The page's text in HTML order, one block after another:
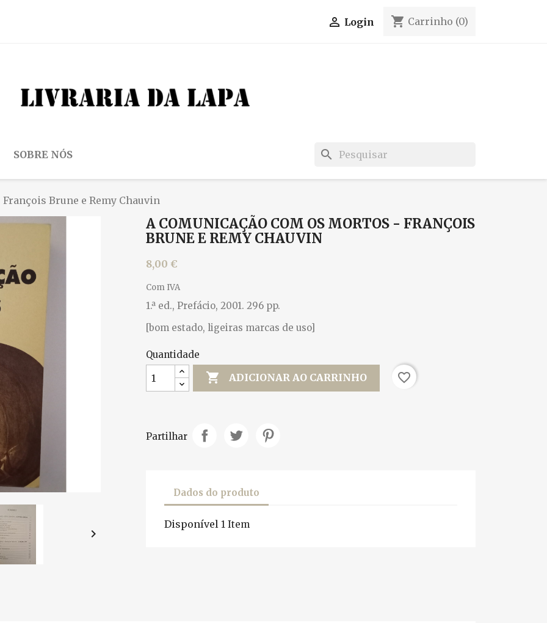
 Login shopping_cart Carrinho (0)
SOBRE NÓS search
Brune e Remy Chauvin

A COMUNICAÇÃO COM OS MORTOS - FRANÇOIS
BRUNE E REMY CHAUVIN
8,00 €
Com IVA
1.ª ed., Prefácio, 2001. 296 pp.
[bom estado, ligeiras marcas de uso]
Quantidade
 ADICIONAR AO CARRINHO favorite_border
Partilhar
Dados do produto
Disponível 1 Item